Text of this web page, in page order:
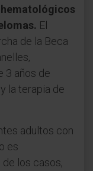
El
de la Beca
3 años de
la terapia de
adultos con
es
los casos,